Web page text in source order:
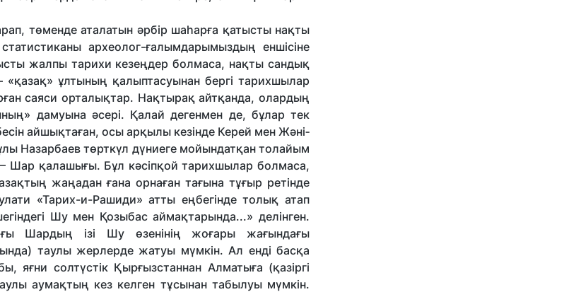
төменде аталатын әрбір шаһарға қатысты нақты
археолог-ғалым­дары­­мыздың еншісіне
жалпы тарихи кезеңдер болмаса, нақты сандық
ұлтының қалыптасуынан бергі тарихшылар
саяси орталықтар. Нақтырақ айтқанда, олардың
дамуына әсері. Қалай дегенмен де, бұлар тек
айшықтаған, осы арқылы кезінде Керей мен Жәні­
Назарбаев төрткүл дүниеге мойын­датқан толайым
Шар қалашығы. Бұл кәсіпқой тарихшылар болмаса,
жаңадан ғана орнаған тағына тұғыр ретінде
«Тарих-и-Рашиди» атты еңбегінде толық атап
Шу мен Қозыбас аймақтарында...» делін­ген.
Шар­дың ізі Шу өзенінің жоғары жағын­дағы
таулы жерлерде жатуы мүмкін. Ал енді басқа
солтүстік Қырғызстаннан Алматыға (қазіргі
аумақтың кез келген тұсынан табылуы мүмкін.